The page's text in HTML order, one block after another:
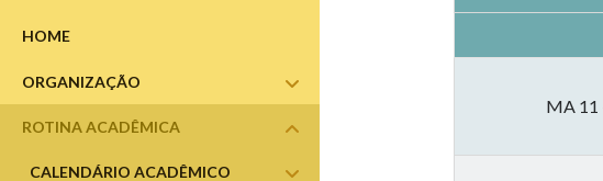
HOME
ORGANIZAÇÃO
abrir
ROTINA ACADÊMICA
abrir
CALENDÁRIO ACADÊMICO
abrir
MA 11